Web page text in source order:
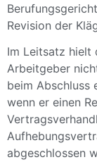
Revision der
Im Leitsatz hielt
Arbeitgeber
beim Abschluss
wenn er einen
abgeschlossen